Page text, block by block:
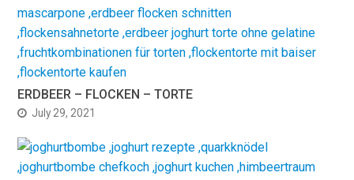
ERDBEER – FLOCKEN – TORTE
July 29, 2021